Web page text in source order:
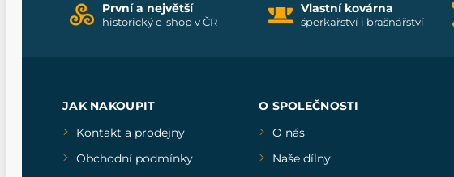
První a největší
historický e-shop v ČR
Vlastní kovárna
šperkařství i brašnářství
JAK NAKOUPIT
Kontakt a prodejny
Obchodní podmínky
O SPOLEČNOSTI
O nás
Naše dílny